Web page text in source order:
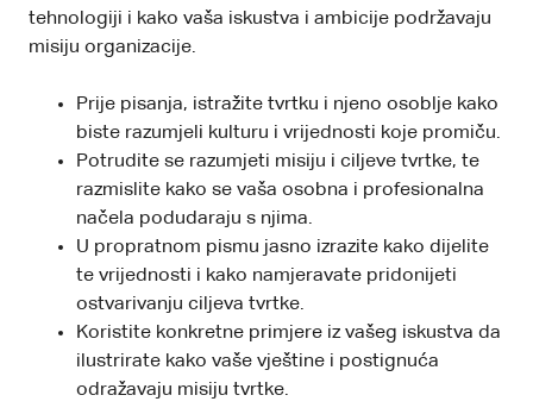
tehnologiji i kako vaša iskustva i ambicije podržavaju
misiju organizacije.
Prije pisanja, istražite tvrtku i njeno osoblje kako
biste razumjeli kulturu i vrijednosti koje promiču.
Potrudite se razumjeti misiju i ciljeve tvrtke, te
razmislite kako se vaša osobna i profesionalna
načela podudaraju s njima.
U propratnom pismu jasno izrazite kako dijelite
te vrijednosti i kako namjeravate pridonijeti
ostvarivanju ciljeva tvrtke.
Koristite konkretne primjere iz vašeg iskustva da
ilustrirate kako vaše vještine i postignuća
odražavaju misiju tvrtke.